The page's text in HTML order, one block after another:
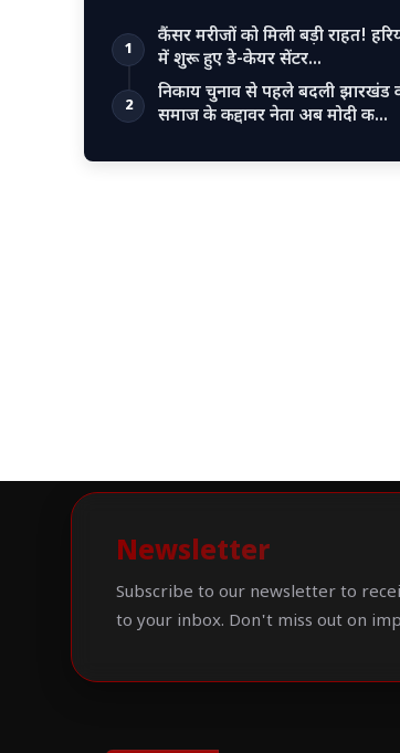
1
कैंसर मरीजों को मिली बड़ी राहत!
में शुरू हुए डे-केयर सेंटर…
2
निकाय चुनाव से पहले बदली झारखंड
समाज के कद्दावर नेता अब मोदी क…
Newsletter
Subscribe to our newsletter to
to your inbox. Don't miss out on